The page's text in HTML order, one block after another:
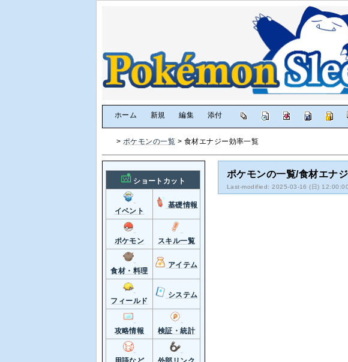
ホーム 新規 編集 添付
> ポケモンの一覧 > 食材エナジー効率一覧
ポケモンの一覧/食材エナ
Last-modified: 2025-03-16 (日) 12:00:00
ショートカット
イベント
基礎情報
ポケモン スキル一覧
食材・料理
アイテム
フィールド
システム
攻略情報 検証・統計